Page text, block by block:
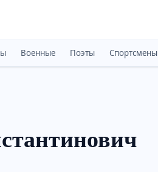
Военные Поэты Спортсмены